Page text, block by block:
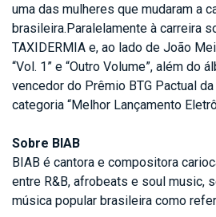
uma das mulheres que mudaram a
brasileira.Paralelamente à carreira
TAXIDERMIA e, ao lado de João
“Vol. 1” e “Outro Volume”, além do
vencedor do Prêmio BTG Pactual
categoria “Melhor Lançamento
Sobre BIAB
BIAB é cantora e compositora
entre R&B, afrobeats e soul music,
música popular brasileira como